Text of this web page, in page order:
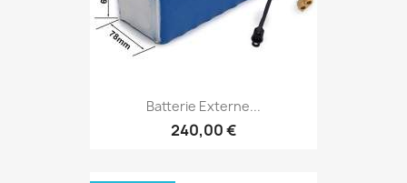
Batterie Externe...
240,00 €